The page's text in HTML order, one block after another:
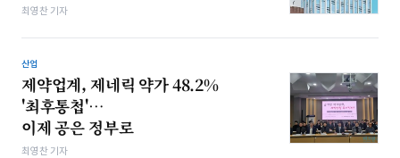
최영찬 기자
산업
제약업계, 제네릭 약가 48.2%
'최후통첩'…
이제 공은 정부로
최영찬 기자